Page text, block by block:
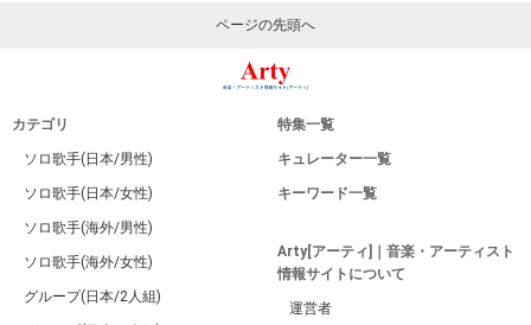
ページの先頭へ
カテゴリ
ソロ歌手(日本/男性)
ソロ歌手(日本/女性)
ソロ歌手(海外/男性)
ソロ歌手(海外/女性)
グループ(日本/2人組)
特集一覧
キュレーター一覧
キーワード一覧
Arty[アーティ]｜音楽・アーティスト
情報サイトについて
運営者